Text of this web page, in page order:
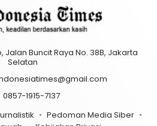
Jalan Buncit Raya No. 38B, Jakarta
Selatan
0857-1915-7137
Pedoman Media Siber